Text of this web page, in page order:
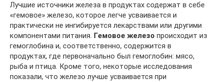
Лучшие источники железа в продуктах содержат в себе
«гемовое» железо, которое легче усваивается и
практически не ингибируется лекарствами или другими
компонентами питания. Гемовое железо происходит из
гемоглобина и, соответственно, содержится в
продуктах, где первоначально был гемоглобин: мясо,
рыба и птица. Кроме того, некоторые исследования
показали, что железо лучше усваивается при